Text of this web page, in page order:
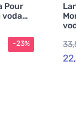
Pour
voda
-23%